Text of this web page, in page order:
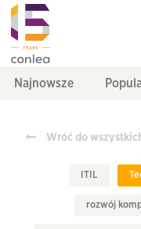
Najnowsze
Wróć do
ITIL
rozwój